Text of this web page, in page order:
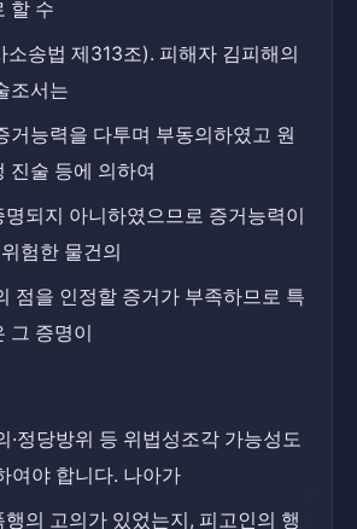
할 수
소송법 제313조). 피해자 김피해의
조서는
거능력을 다투며 부동의하였고 원
진술 등에 의하여
되지 아니하였으므로 증거능력이
험한 물건의
점을 인정할 증거가 부족하므로 특
그 증명이
·정당방위 등 위법성조각 가능성도
여야 합니다. 나아가
의 고의가 있었는지, 피고인의 행